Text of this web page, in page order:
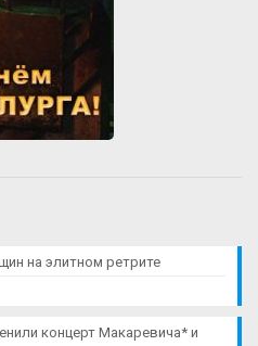
на элитном ретрите
концерт Макаревича* и